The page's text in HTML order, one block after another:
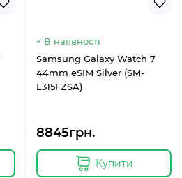
В наявності
Samsung Galaxy Watch 7
44mm eSIM Silver (SM-
L315FZSA)
8845грн.
Купити